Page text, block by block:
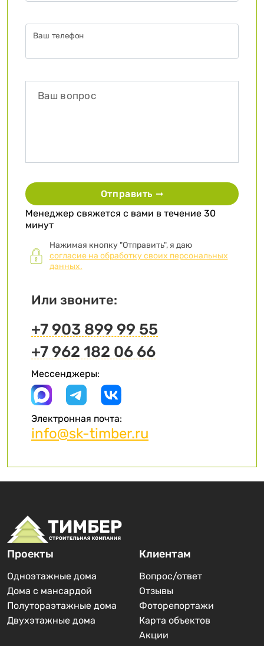
Ваш телефон
Отправить ➞
Менеджер свяжется с вами в течение 30
минут
Нажимая кнопку "Отправить", я даю
согласие на обработку своих персональных
данных.
Или звоните:
+7 903 899 99 55
+7 962 182 06 66
Мессенджеры:
Электронная почта:
info@sk-timber.ru
Проекты
Одноэтажные дома
Дома с мансардой
Полутораэтажные дома
Двухэтажные дома
Клиентам
Вопрос/ответ
Отзывы
Фоторепортажи
Карта объектов
Акции